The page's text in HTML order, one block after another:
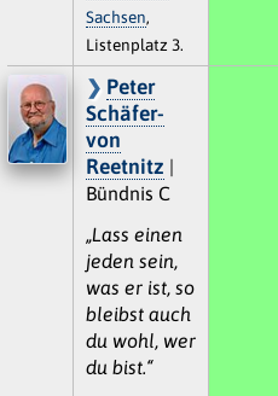
Sachsen,
Listenplatz 3.
Peter
Schäfer-
von
Reetnitz |
Bündnis C
„Lass einen
jeden sein,
was er ist, so
bleibst auch
du wohl, wer
du bist.“